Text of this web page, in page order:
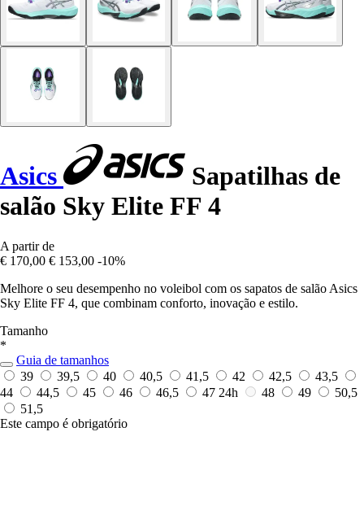
Asics
Sapatilhas de
salão Sky Elite FF 4
A partir de
€ 170,00 € 153,00 -10%
Melhore o seu desempenho no voleibol com os sapatos de salão Asics
Sky Elite FF 4, que combinam conforto, inovação e estilo.
Tamanho
*
Guia de tamanhos
39
39,5 40 40,5 41,5 42 42,5
43,5
44
44,5 45 46 46,5 47 24h 48 49
50,5
51,5
Este campo é obrigatório